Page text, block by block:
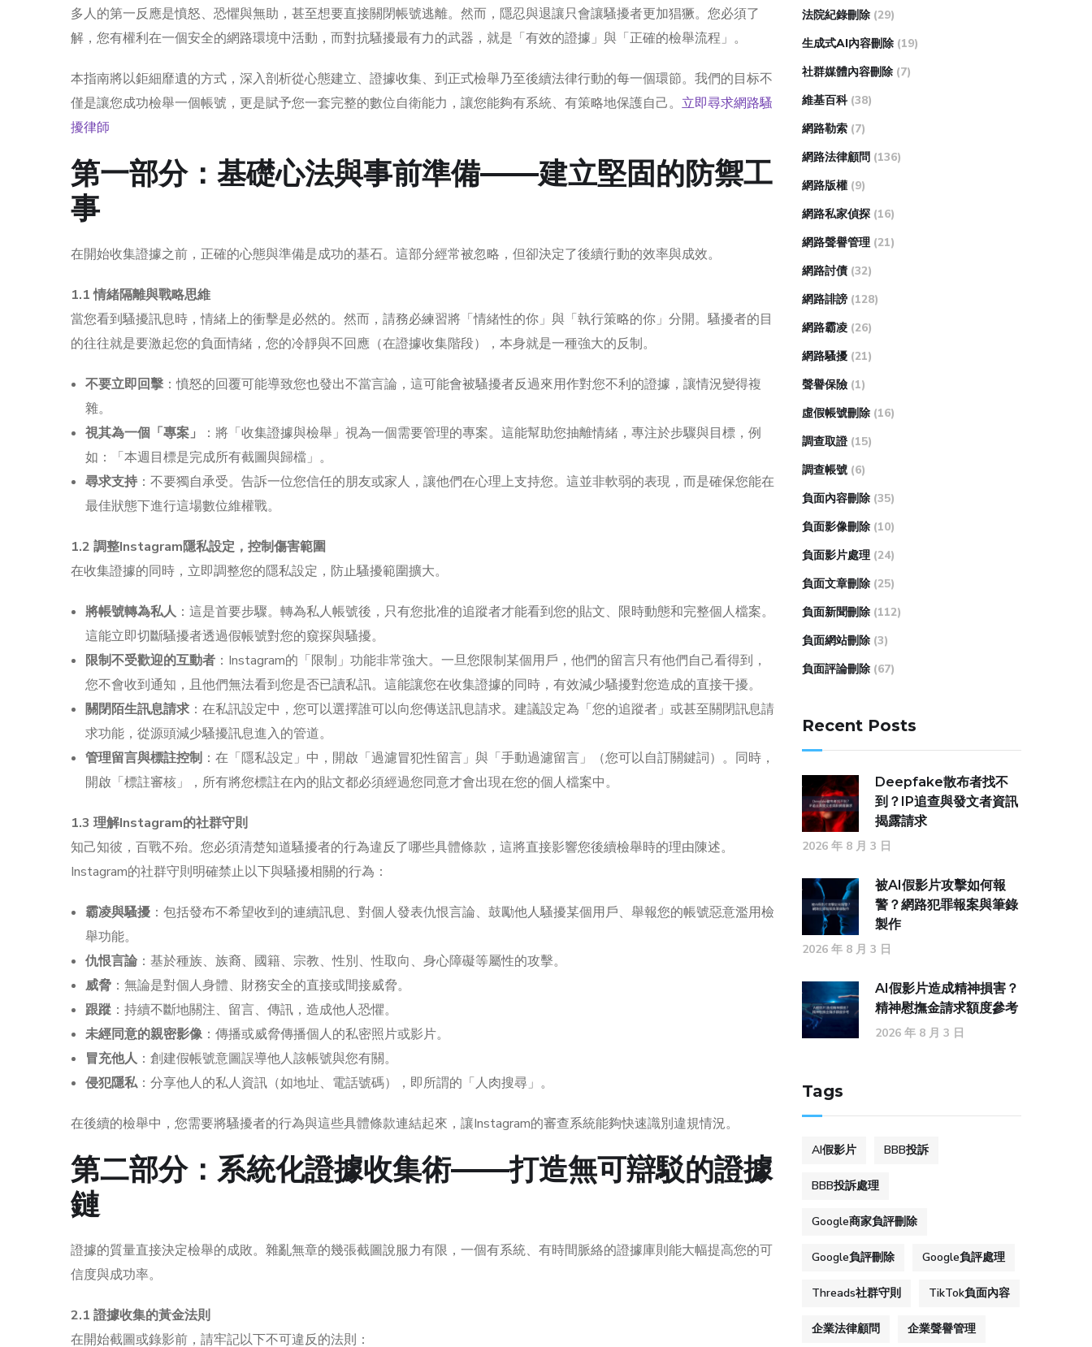
多人的第一反應是憤怒、恐懼與無助，甚至想要直接關閉帳號逃離。然而，隱忍與退讓只會讓騷擾者更加猖獗。您必須了
解，您有權利在一個安全的網路環境中活動，而對抗騷擾最有力的武器，就是「有效的證據」與「正確的檢舉流程」。
本指南將以鉅細靡遺的方式，深入剖析從心態建立、證據收集、到正式檢舉乃至後續法律行動的每一個環節。我們的目标不
僅是讓您成功檢舉一個帳號，更是賦予您一套完整的數位自衛能力，讓您能夠有系統、有策略地保護自己。 立即尋求網路騷
擾律師
第一部分：基礎心法與事前準備——建立堅固的防禦工
事
在開始收集證據之前，正確的心態與準備是成功的基石。這部分經常被忽略，但卻決定了後續行動的效率與成效。
1.1 情緒隔離與戰略思維
當您看到騷擾訊息時，情緒上的衝擊是必然的。然而，請務必練習將「情緒性的你」與「執行策略的你」分開。騷擾者的目
的往往就是要激起您的負面情緒，您的冷靜與不回應（在證據收集階段），本身就是一種強大的反制。
不要立即回擊 ：憤怒的回覆可能導致您也發出不當言論，這可能會被騷擾者反過來用作對您不利的證據，讓情況變得複
雜。
視其為一個「專案」
：將「收集證據與檢舉」視為一個需要管理的專案。這能幫助您抽離情緒，專注於步驟與目標，例
如：「本週目標是完成所有截圖與歸檔」。
尋求支持 ：不要獨自承受。告訴一位您信任的朋友或家人，讓他們在心理上支持您。這並非軟弱的表現，而是確保您能在
最佳狀態下進行這場數位維權戰。
1.2 調整Instagram隱私設定，控制傷害範圍
在收集證據的同時，立即調整您的隱私設定，防止騷擾範圍擴大。
將帳號轉為私人 ：這是首要步驟。轉為私人帳號後，只有您批准的追蹤者才能看到您的貼文、限時動態和完整個人檔案。
這能立即切斷騷擾者透過假帳號對您的窺探與騷擾。
限制不受歡迎的互動者 ：Instagram的「限制」功能非常強大。一旦您限制某個用戶，他們的留言只有他們自己看得到，
您不會收到通知，且他們無法看到您是否已讀私訊。這能讓您在收集證據的同時，有效減少騷擾對您造成的直接干擾。
關閉陌生訊息請求 ：在私訊設定中，您可以選擇誰可以向您傳送訊息請求。建議設定為「您的追蹤者」或甚至關閉訊息請
求功能，從源頭減少騷擾訊息進入的管道。
管理留言與標註控制 ：在「隱私設定」中，開啟「過濾冒犯性留言」與「手動過濾留言」（您可以自訂關鍵詞）。同時，
開啟「標註審核」，所有將您標註在內的貼文都必須經過您同意才會出現在您的個人檔案中。
1.3 理解Instagram的社群守則
知己知彼，百戰不殆。您必須清楚知道騷擾者的行為違反了哪些具體條款，這將直接影響您後續檢舉時的理由陳述。
Instagram的社群守則明確禁止以下與騷擾相關的行為：
霸凌與騷擾 ：包括發布不希望收到的連續訊息、對個人發表仇恨言論、鼓勵他人騷擾某個用戶、舉報您的帳號惡意濫用檢
舉功能。
仇恨言論 ：基於種族、族裔、國籍、宗教、性別、性取向、身心障礙等屬性的攻擊。
威脅 ：無論是對個人身體、財務安全的直接或間接威脅。
跟蹤 ：持續不斷地關注、留言、傳訊，造成他人恐懼。
未經同意的親密影像 ：傳播或威脅傳播個人的私密照片或影片。
冒充他人 ：創建假帳號意圖誤導他人該帳號與您有關。
侵犯隱私：分享他人的私人資訊（如地址、電話號碼），即所謂的「人肉搜尋」。
在後續的檢舉中，您需要將騷擾者的行為與這些具體條款連結起來，讓Instagram的審查系統能夠快速識別違規情況。
第二部分：系統化證據收集術——打造無可辯駁的證據
鏈
證據的質量直接決定檢舉的成敗。雜亂無章的幾張截圖說服力有限，一個有系統、有時間脈絡的證據庫則能大幅提高您的可
信度與成功率。
2.1 證據收集的黃金法則
在開始截圖或錄影前，請牢記以下不可違反的法則：
法院紀錄刪除 (29)
生成式AI內容刪除 (19)
社群媒體內容刪除 (7)
維基百科 (38)
網路勒索 (7)
網路法律顧問 (136)
網路版權 (9)
網路私家偵探 (16)
網路聲譽管理 (21)
網路討債 (32)
網路誹謗 (128)
網路霸凌 (26)
網路騷擾 (21)
聲譽保險 (1)
虛假帳號刪除 (16)
調查取證 (15)
調查帳號 (6)
負面內容刪除 (35)
負面影像刪除 (10)
負面影片處理 (24)
負面文章刪除 (25)
負面新聞刪除 (112)
負面網站刪除 (3)
負面評論刪除 (67)
Recent Posts
Deepfake散布者找不
到？IP追查與發文者資訊
揭露請求
2026 年 8 月 3 日
被AI假影片攻擊如何報
警？網路犯罪報案與筆錄
製作
2026 年 8 月 3 日
AI假影片造成精神損害？
精神慰撫金請求額度參考
2026 年 8 月 3 日
Tags
AI假影片 BBB投訴
BBB投訴處理
Google商家負評刪除
Google負評刪除 Google負評處理
Threads社群守則 TikTok負面內容
企業法律顧問 企業聲譽管理